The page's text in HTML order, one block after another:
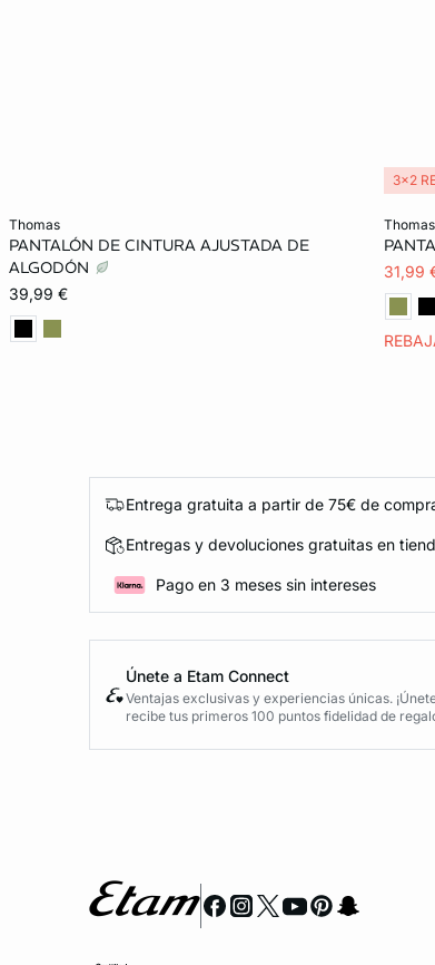
thomas
PANTALÓN DE CINTURA AJUSTADA DE
ALGODÓN
39,99 €
XS
thomas
31,99
3x2
Entrega gratuita a partir de 75€ de
Entregas y devoluciones gratuitas en
Pago en 3 meses sin intereses
Únete a Etam Connect
Ventajas exclusivas y experiencias únicas.
recibe tus primeros 100 puntos fidelidad de